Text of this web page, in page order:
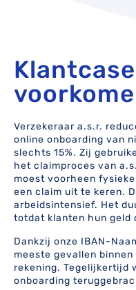
Verzekeraar a.s.r.
online onboarding van
slechts 15%. Zij
het claimproces van
moest voorheen
een claim uit te keren.
arbeidsintensief. Het
totdat klanten hun geld
Dankzij onze IBAN-
meeste gevallen
rekening. Tegelijkertijd
onboarding